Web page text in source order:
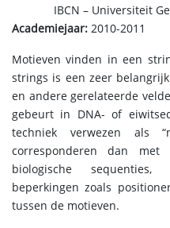
IBCN – Universiteit
Academiejaar: 2010-2011
Motieven vinden in een
strings is een zeer
en andere gerelateerde
gebeurt in DNA- of
techniek verwezen als
corresponderen dan
biologische
beperkingen zoals
tussen de motieven.